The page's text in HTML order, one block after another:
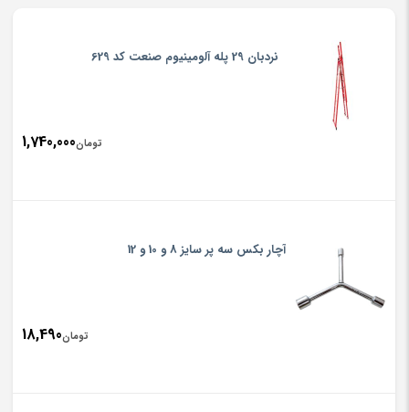
نردبان 29 پله آلومینیوم صنعت کد 629
تومان1,740,000
آچار بکس سه پر سایز 8 و 10 و 12
تومان18,490